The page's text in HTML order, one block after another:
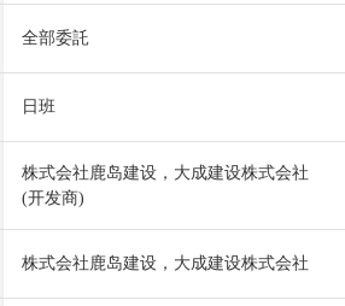
全部委託
日班
株式会社鹿岛建设，大成建设株式会社
(开发商)
株式会社鹿岛建设，大成建设株式会社